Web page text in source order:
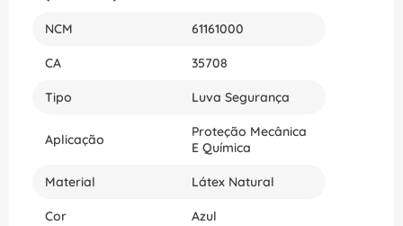
NCM 61161000
CA 35708
Tipo Luva Segurança
Aplicação
Proteção Mecânica
E Química
Material Látex Natural
Cor Azul